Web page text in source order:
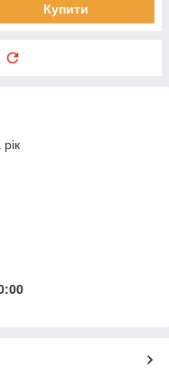
Купити